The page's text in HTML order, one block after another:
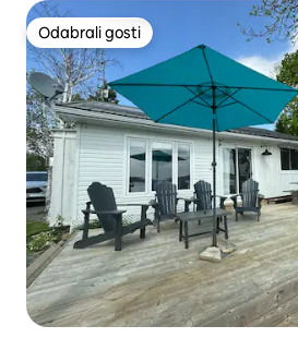
Odabrali gosti
Odabrali gosti